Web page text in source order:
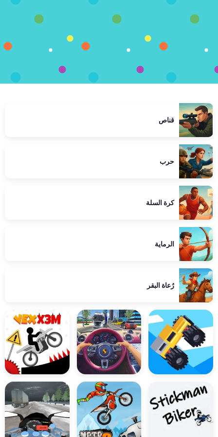
قناص
حرب
كرة السلة
الرماية
رُعاة البقر